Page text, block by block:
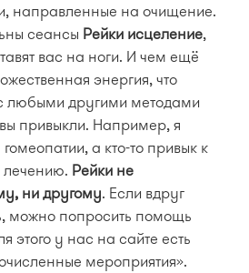
направленные на очищение.
сеансы Рейки исцеление,
вас на ноги. И чем ещё
энергия, что
любыми другими методами
привыкли. Например, я
а кто-то привык к
Рейки не
ни другому. Если вдруг
можно попросить помощь
этого у нас на сайте есть
мероприятия».